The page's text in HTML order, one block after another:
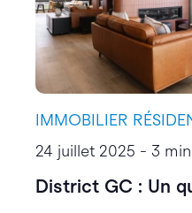
IMMOBILIER
24 juillet 2025 - 3
District GC : Un